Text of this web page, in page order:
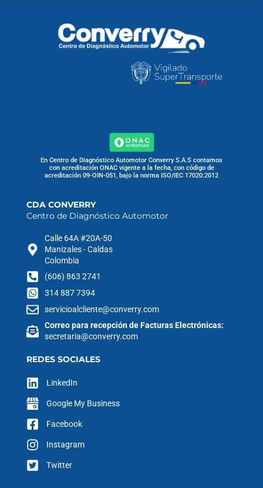
En Centro de Diagnóstico Automotor Converry S.A.S contamos
con acreditación ONAC vigente a la fecha, con código de
acreditación 09-OIN-051, bajo la norma ISO/IEC 17020:2012
CDA CONVERRY
Centro de Diagnóstico Automotor
Calle 64A #20A-50
Manizales - Caldas
Colombia
(606) 863 2741
314 887 7394
servicioalcliente@converry.com
Correo para recepción de Facturas Electrónicas:
secretaria@converry.com
REDES SOCIALES
LinkedIn
Google My Business
Facebook
Instagram
Twitter